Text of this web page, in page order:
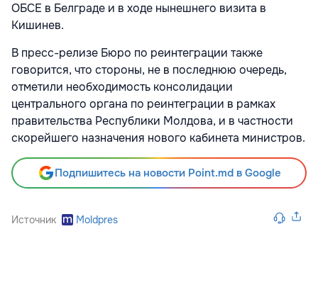
ОБСЕ в Белграде и в ходе нынешнего визита в
Кишинев.
В пресс-релизе Бюро по реинтеграции также
говорится, что стороны, не в последнюю очередь,
отметили необходимость консолидации
центрального органа по реинтеграции в рамках
правительства Республики Молдова, и в частности
скорейшего назначения нового кабинета министров.
Подпишитесь на новости Point.md в Google
Источник Moldpres